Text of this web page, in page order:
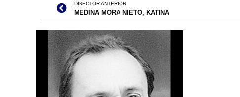
DIRECTOR ANTERIOR
MEDINA MORA NIETO, KATINA